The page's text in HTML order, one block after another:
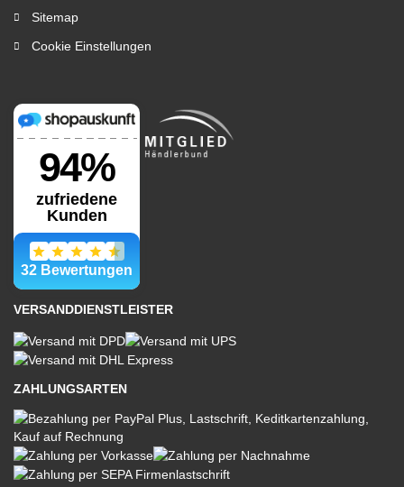
Sitemap
Cookie Einstellungen
VERSANDDIENSTLEISTER
ZAHLUNGSARTEN